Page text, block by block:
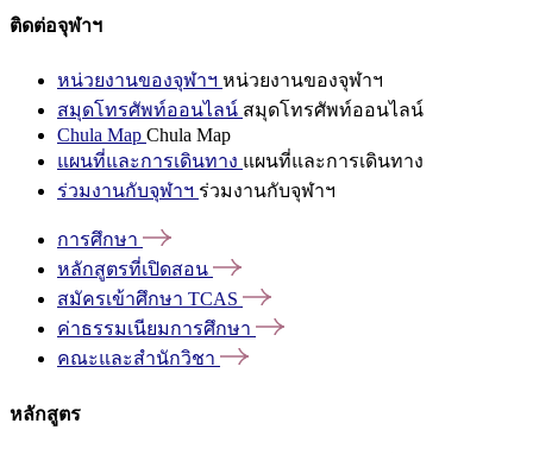
ติดต่อจุฬาฯ
หน่วยงานของจุฬาฯ หน่วยงานของจุฬาฯ
สมุดโทรศัพท์ออนไลน์ สมุดโทรศัพท์ออนไลน์
Chula Map Chula Map
แผนที่และการเดินทาง แผนที่และการเดินทาง
ร่วมงานกับจุฬาฯ ร่วมงานกับจุฬาฯ
การศึกษา
หลักสูตรที่เปิดสอน
สมัครเข้าศึกษา TCAS
ค่าธรรมเนียมการศึกษา
คณะและสำนักวิชา
หลักสูตร